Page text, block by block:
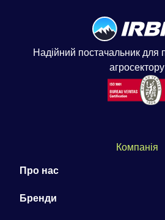
Надійний постачальник для
агросектору
Компанія
Про нас
Бренди